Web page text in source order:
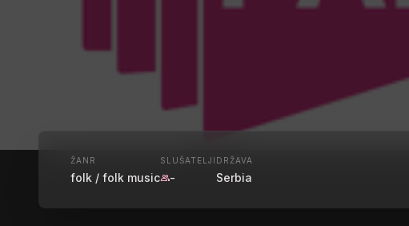
UŽIVO
ŽANR
folk / folk music
SLUŠATELJI
group-
DRŽAVA
Serbia